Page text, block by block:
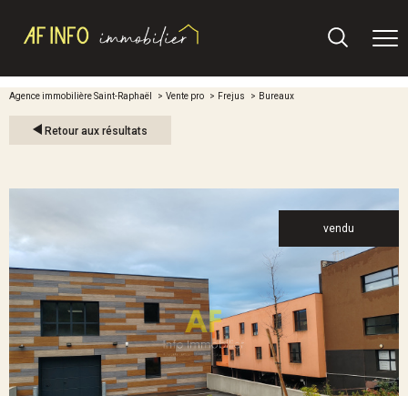
Agence immobilière Saint-Raphaël Vente pro Frejus Bureaux
Retour aux résultats
vendu